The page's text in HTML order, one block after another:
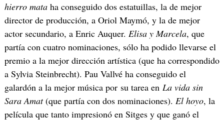
hierro mataha conseguido dos estatuillas, la de mejor
director de producción, a Oriol Maymó, y la de mejor
actor secundario, a Enric Auquer. Elisa y Marcela, que
partía con cuatro nominaciones, sólo ha podido llevarse el
premio a la mejor dirección artística (que ha correspondido
a Sylvia Steinbrecht). Pau Vallvé ha conseguido el
galardón a la mejor música por su tarea en La vida sin
Sara Amat(que partía con dos nominaciones). El hoyo, la
película que tanto impresionó en Sitges y que ganó el